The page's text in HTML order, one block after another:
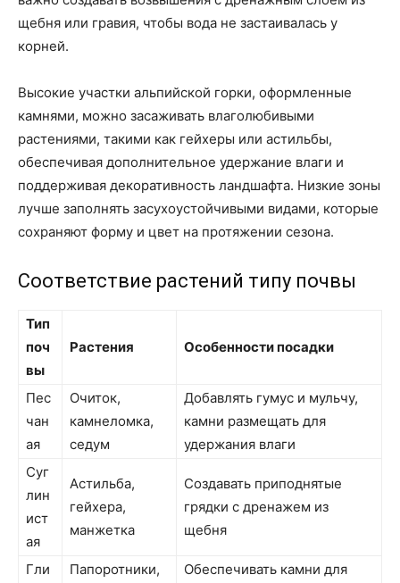
щебня или гравия, чтобы вода не застаивалась у
корней.
Высокие участки альпийской горки, оформленные
камнями, можно засаживать влаголюбивыми
растениями, такими как гейхеры или астильбы,
обеспечивая дополнительное удержание влаги и
поддерживая декоративность ландшафта. Низкие зоны
лучше заполнять засухоустойчивыми видами, которые
сохраняют форму и цвет на протяжении сезона.
Соответствие растений типу почвы
Тип
поч
вы
Растения Особенности посадки
Пес
чан
ая
Очиток,
камнеломка,
седум
Добавлять гумус и мульчу,
камни размещать для
удержания влаги
Суг
лин
ист
ая
Астильба,
гейхера,
манжетка
Создавать приподнятые
грядки с дренажем из
щебня
Гли
Папоротники,
Обеспечивать камни для